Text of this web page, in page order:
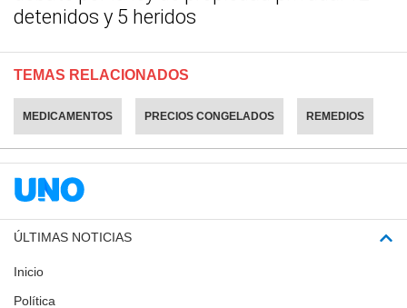
detenidos y 5 heridos
TEMAS RELACIONADOS
MEDICAMENTOS PRECIOS CONGELADOS REMEDIOS
ÚLTIMAS NOTICIAS
Inicio
Política